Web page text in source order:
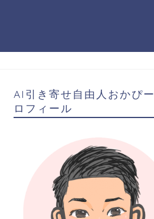
AI引き寄せ自由人おかぴ
ロフィール